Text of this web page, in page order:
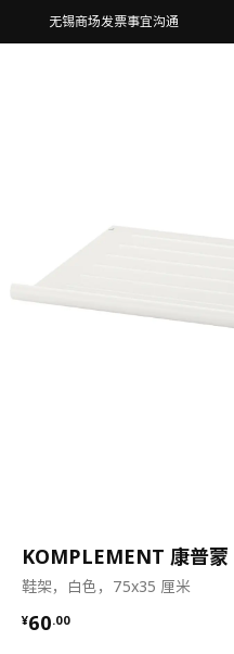
无锡商场发票事宜沟通
KOMPLEMENT 康普蒙
鞋架，白色，75x35 厘米
¥60.00
¥ 60.00